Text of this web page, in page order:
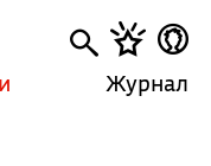
Журнал